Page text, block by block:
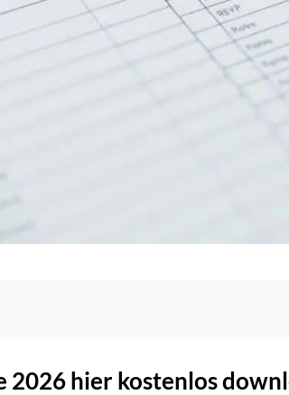
2026 hier kostenlos